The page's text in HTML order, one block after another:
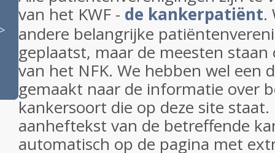
van het KWF - de kankerpatiënt.
andere belangrijke
geplaatst, maar de meesten
van het NFK. We hebben wel een
gemaakt naar de informatie over
kankersoort die op deze site
aanheftekst van de betreffende
automatisch op de pagina met